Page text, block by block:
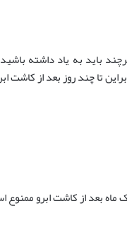
تا چند روز بعد از کاشت
بعد از کاشت ابرو ممنوع